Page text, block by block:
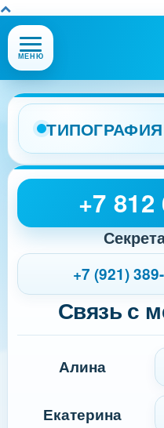
Открыть
или
меню
сайта
МЕНЮ
+7 812
+7 (921)
Связь с
Алина
Екатерина